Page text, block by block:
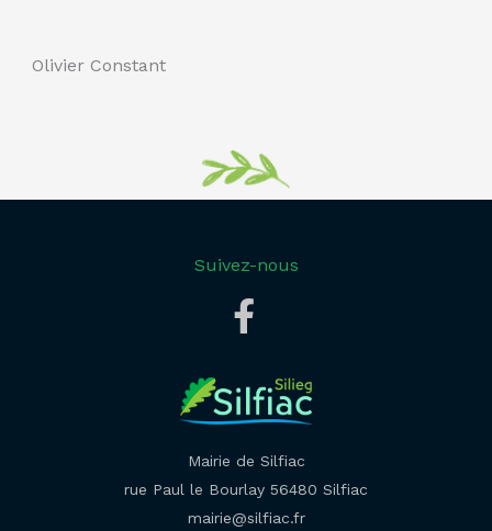
Olivier Constant
Suivez-nous
Mairie de Silfiac
rue Paul le Bourlay 56480 Silfiac
mairie@silfiac.fr